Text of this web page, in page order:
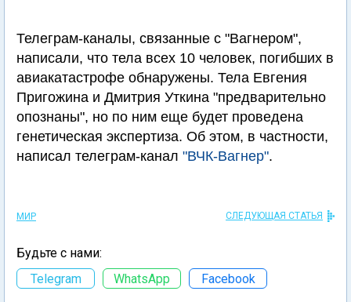
Телеграм-каналы, связанные с "Вагнером",
написали, что тела всех 10 человек, погибших в
авиакатастрофе обнаружены. Тела Евгения
Пригожина и Дмитрия Уткина "предварительно
опознаны", но по ним еще будет проведена
генетическая экспертиза. Об этом, в частности,
написал телеграм-канал "ВЧК-Вагнер".
МИР СЛЕДУЮЩАЯ СТАТЬЯ
Будьте с нами:
Telegram
WhatsApp Facebook